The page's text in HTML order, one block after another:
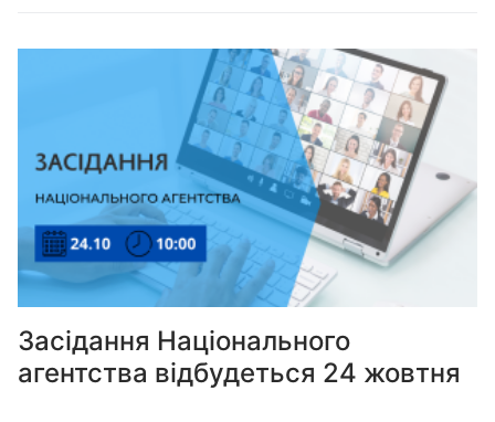
Засідання Національного
агентства відбудеться 24 жовтня